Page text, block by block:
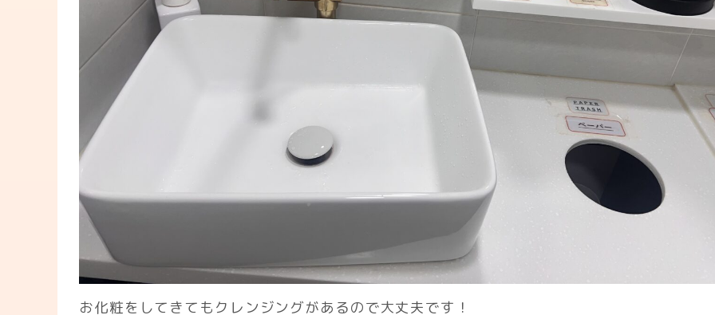
お化粧をしてきてもクレンジングがあるので大丈夫です！